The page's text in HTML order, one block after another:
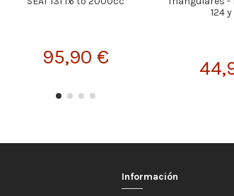
95,90 €
124
Información